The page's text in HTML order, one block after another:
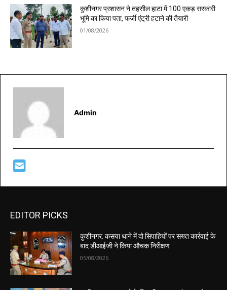
कुशीनगर प्रशासन ने तहसील हाटा में 100 एकड़ सरकारी
भूमि का किया पता, फर्जी एंट्री हटाने की तैयारी
01/08/2026
Admin
EDITOR PICKS
कुशीनगर: कसया थाने में दो सिपाहियों पर सख्त कार्रवाई के
बाद डीआईजी ने किया औचक निरीक्षण
05/08/2026